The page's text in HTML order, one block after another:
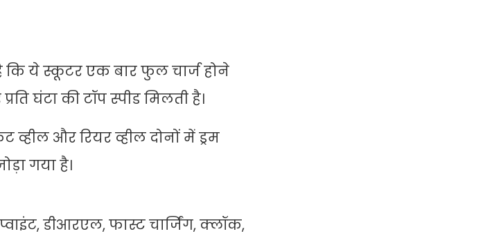
ये स्कूटर एक बार फुल चार्ज होने
घंटा की टॉप स्पीड मिलती है।
और रियर व्हील दोनों में ड्रम
गया है।
डीआरएल, फास्ट चार्जिंग, क्लॉक,